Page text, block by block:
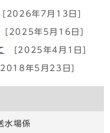
[2026年7月13日]
[2025年5月16日]
[2025年4月1日]
年5月23日]
水場係